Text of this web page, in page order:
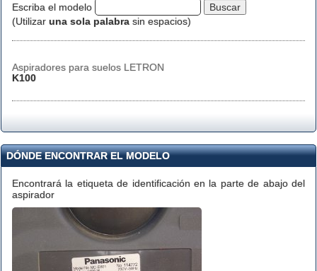
Escriba el modelo
(Utilizar una sola palabra sin espacios)
Aspiradores para suelos LETRON
K100
DÓNDE ENCONTRAR EL MODELO
Encontrará la etiqueta de identificación en la parte de abajo del
aspirador